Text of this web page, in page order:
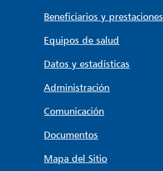
Beneficiarios y prestaciones
Equipos de salud
Datos y estadísticas
Administración
Comunicación
Documentos
Mapa del Sitio